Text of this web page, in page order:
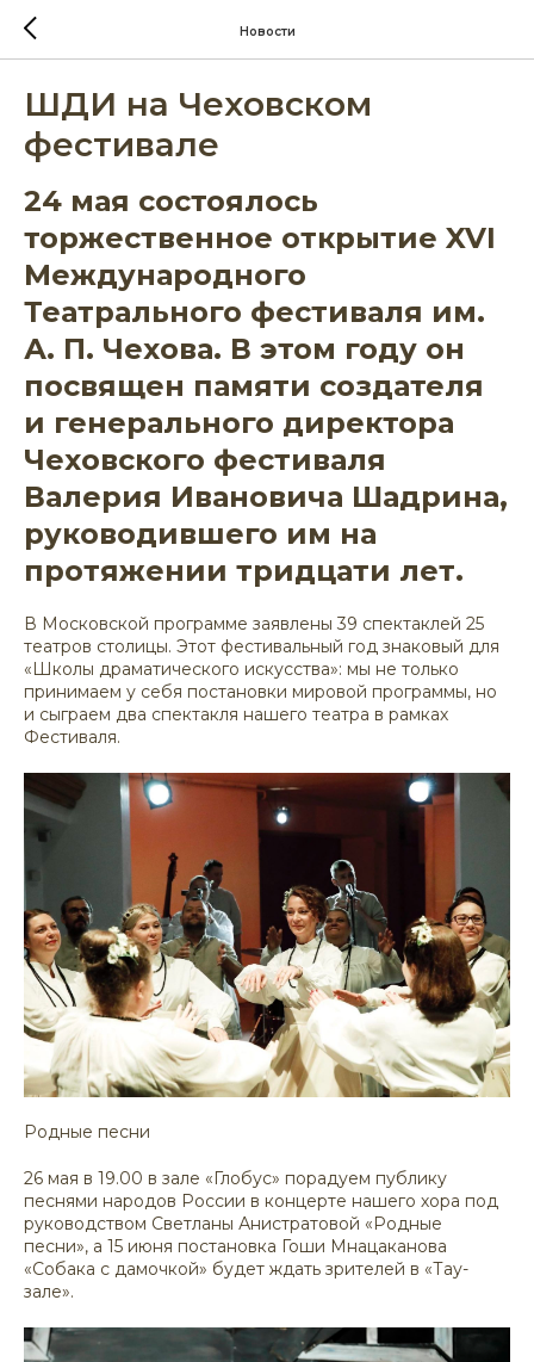
Новости
ШДИ на Чеховском
фестивале
24 мая состоялось
торжественное открытие XVI
Международного
Театрального фестиваля им.
А. П. Чехова. В этом году он
посвящен памяти создателя
и генерального директора
Чеховского фестиваля
Валерия Ивановича Шадрина,
руководившего им на
протяжении тридцати лет.
В Московской программе заявлены 39 спектаклей 25
театров столицы. Этот фестивальный год знаковый для
«Школы драматического искусства»: мы не только
принимаем у себя постановки мировой программы, но
и сыграем два спектакля нашего театра в рамках
Фестиваля.
Родные песни
26 мая в 19.00 в зале «Глобус» порадуем публику
песнями народов России в концерте нашего хора под
руководством Светланы Анистратовой «Родные
песни», а 15 июня постановка Гоши Мнацаканова
«Собака с дамочкой» будет ждать зрителей в «Тау-
зале».